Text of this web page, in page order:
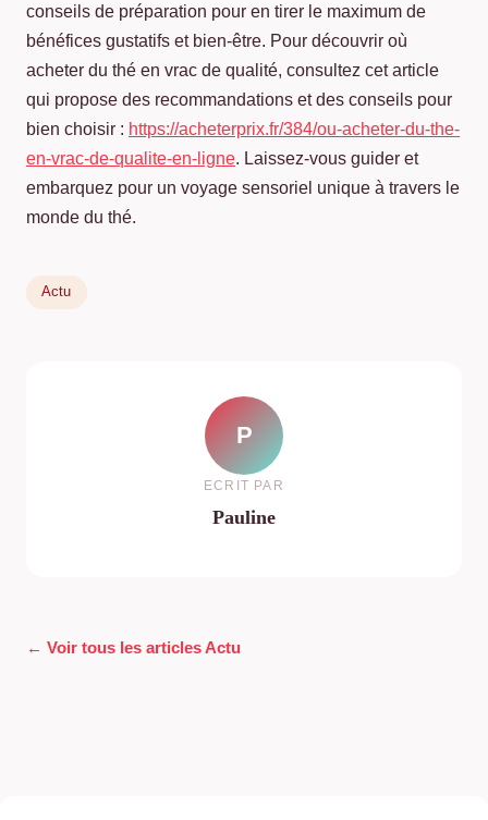
conseils de préparation pour en tirer le maximum de
bénéfices gustatifs et bien-être. Pour découvrir où
acheter du thé en vrac de qualité, consultez cet article
qui propose des recommandations et des conseils pour
bien choisir : https://acheterprix.fr/384/ou-acheter-du-the-
en-vrac-de-qualite-en-ligne. Laissez-vous guider et
embarquez pour un voyage sensoriel unique à travers le
monde du thé.
Actu
P
ECRIT PAR
Pauline
← Voir tous les articles Actu